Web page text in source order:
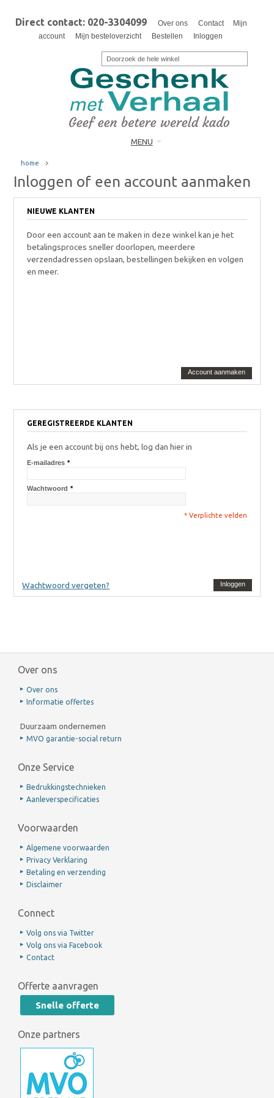
Direct contact: 020-3304099 Over ons Contact
Mijn
account
Mijn besteloverzicht Bestellen Inloggen
MENU
home
Inloggen of een account aanmaken
NIEUWE KLANTEN
Door een account aan te maken in deze winkel kan je het
betalingsproces sneller doorlopen, meerdere
verzendadressen opslaan, bestellingen bekijken en volgen
en meer.
Account aanmaken
GEREGISTREERDE KLANTEN
Als je een account bij ons hebt, log dan hier in
*
E-mailadres
*
Wachtwoord
* Verplichte velden
Wachtwoord vergeten? Inloggen
Over ons
Over ons
Informatie offertes
Duurzaam ondernemen
MVO garantie-social return
Onze Service
Bedrukkingstechnieken
Aanleverspecificaties
Voorwaarden
Algemene voorwaarden
Privacy Verklaring
Betaling en verzending
Disclaimer
Connect
Volg ons via Twitter
Volg ons via Facebook
Contact
Offerte aanvragen
Snelle offerte
Onze partners